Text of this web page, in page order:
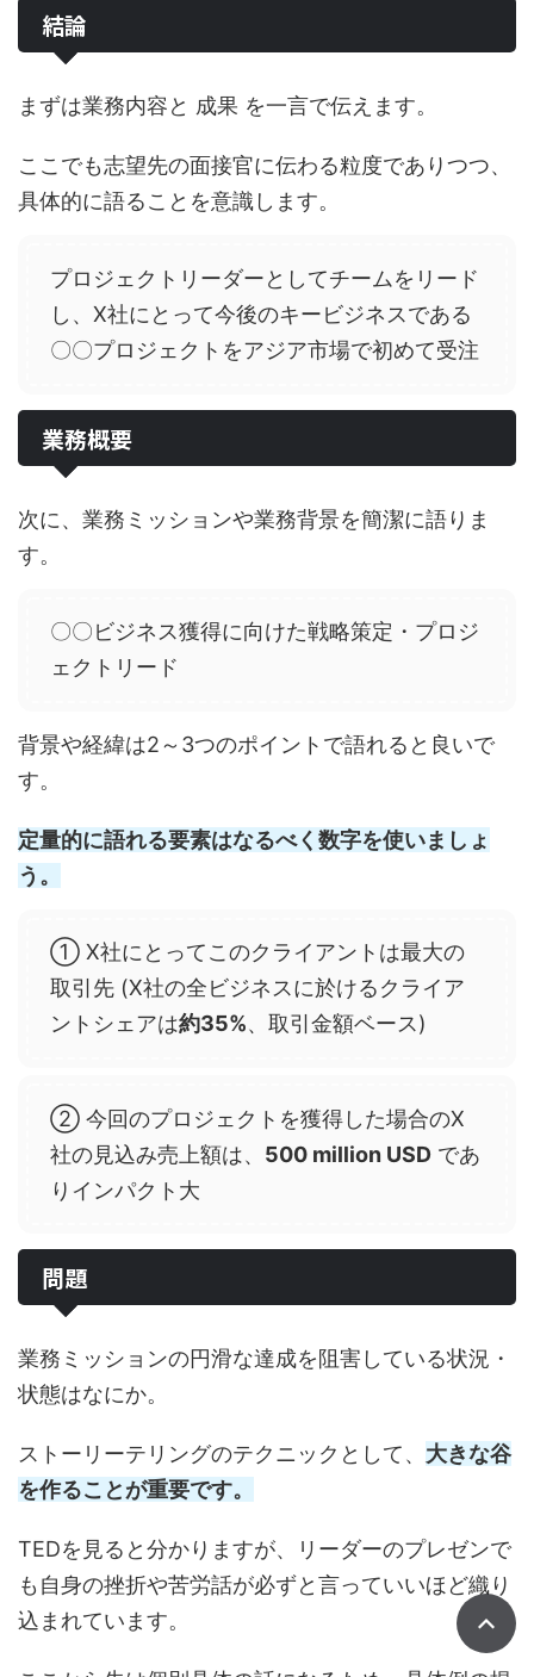
結論
まずは業務内容と 成果 を一言で伝えます。
ここでも志望先の面接官に伝わる粒度でありつつ、
具体的に語ることを意識します。
プロジェクトリーダーとしてチームをリード
し、X社にとって今後のキービジネスである
〇〇プロジェクトをアジア市場で初めて受注
業務概要
次に、業務ミッションや業務背景を簡潔に語りま
す。
〇〇ビジネス獲得に向けた戦略策定・プロジ
ェクトリード
背景や経緯は2～3つのポイントで語れると良いで
す。
定量的に語れる要素はなるべく数字を使いましょ
う。
① X社にとってこのクライアントは最大の
取引先 (X社の全ビジネスに於けるクライア
ントシェアは約35%、取引金額ベース)
② 今回のプロジェクトを獲得した場合のX
社の見込み売上額は、 500 million USD であ
りインパクト大
問題
業務ミッションの円滑な達成を阻害している状況・
状態はなにか。
ストーリーテリングのテクニックとして、 大きな谷
を作ることが重要です。
TEDを見ると分かりますが、リーダーのプレゼンで
も自身の挫折や苦労話が必ずと言っていいほど織り
込まれています。